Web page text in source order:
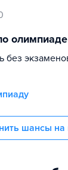
олимпиаде
без
шансы на